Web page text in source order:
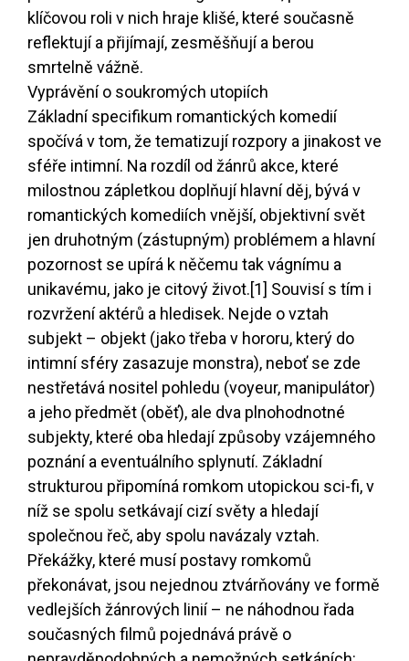
klíčovou roli v nich hraje klišé, které současně
reflektují a přijímají, zesměšňují a berou
smrtelně vážně.
Vyprávění o soukromých utopiích
Základní specifikum romantických komedií
spočívá v tom, že tematizují rozpory a jinakost ve
sféře intimní. Na rozdíl od žánrů akce, které
milostnou zápletkou doplňují hlavní děj, bývá v
romantických komediích vnější, objektivní svět
jen druhotným (zástupným) problémem a hlavní
pozornost se upírá k něčemu tak vágnímu a
unikavému, jako je citový život.[1] Souvisí s tím i
rozvržení aktérů a hledisek. Nejde o vztah
subjekt – objekt (jako třeba v hororu, který do
intimní sféry zasazuje monstra), neboť se zde
nestřetává nositel pohledu (voyeur, manipulátor)
a jeho předmět (oběť), ale dva plnohodnotné
subjekty, které oba hledají způsoby vzájemného
poznání a eventuálního splynutí. Základní
strukturou připomíná romkom utopickou sci-fi, v
níž se spolu setkávají cizí světy a hledají
společnou řeč, aby spolu navázaly vztah.
Překážky, které musí postavy romkomů
překonávat, jsou nejednou ztvárňovány ve formě
vedlejších žánrových linií – ne náhodnou řada
současných filmů pojednává právě o